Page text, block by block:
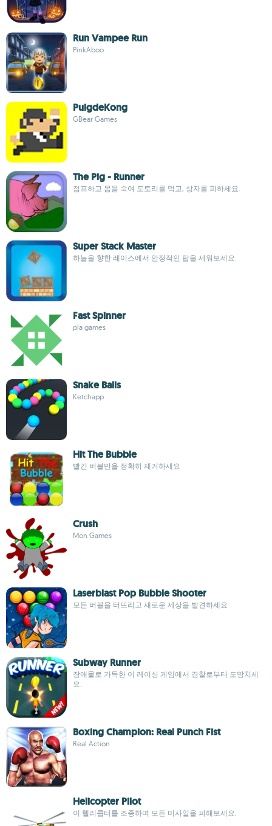
Run Vampee Run
PinkAboo
PuigdeKong
GBear Games
The Pig - Runner
점프하고 몸을 숙여 도토리를 먹고, 상자를 피하세요.
Super Stack Master
하늘을 향한 레이스에서 안정적인 탑을 세워보세요.
Fast Spinner
pla games
Snake Balls
Ketchapp
Hit The Bubble
빨간 버블만을 정확히 제거하세요
Crush
Mon Games
Laserblast Pop Bubble Shooter
모든 버블을 터뜨리고 새로운 세상을 발견하세요
Subway Runner
장애물로 가득한 이 레이싱 게임에서 경찰로부터 도망치세
요.
Boxing Champion: Real Punch Fist
Real Action
Helicopter Pilot
이 헬리콥터를 조종하며 모든 미사일을 피해보세요.